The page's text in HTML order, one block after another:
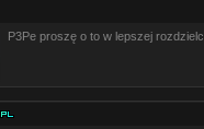
P3Pe proszę o to w lepszej